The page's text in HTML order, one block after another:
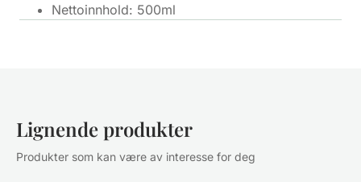
Nettoinnhold: 500ml
Lignende produkter
Produkter som kan være av interesse for deg